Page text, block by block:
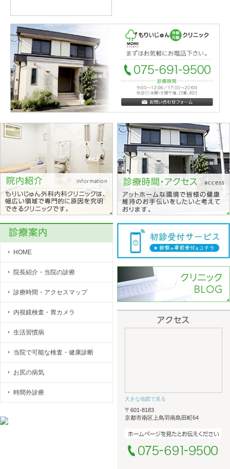
HOME
院長紹介・当院の診療
診療時間・アクセスマップ
内視鏡検査・胃カメラ
生活習慣病
当院で可能な検査・健康診断
お尻の病気
時間外診療
大きな地図で見る
〒601-8183
京都市南区上鳥羽南島田町64